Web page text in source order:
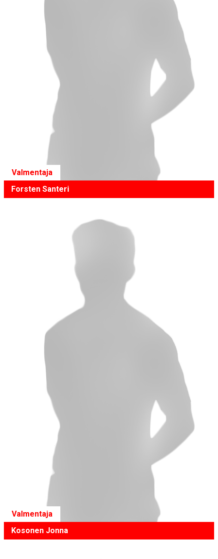
Valmentaja
Forsten Santeri
Valmentaja
Kosonen Jonna